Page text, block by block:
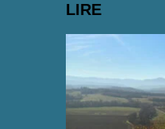
LIRE